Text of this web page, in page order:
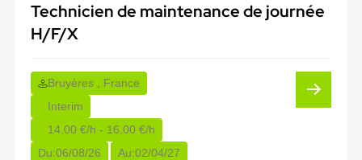
Technicien de maintenance de journée
H/F/X
Bruyères , France
Interim
14,00 €/h - 16,00 €/h
Du:06/08/26 Au:02/04/27